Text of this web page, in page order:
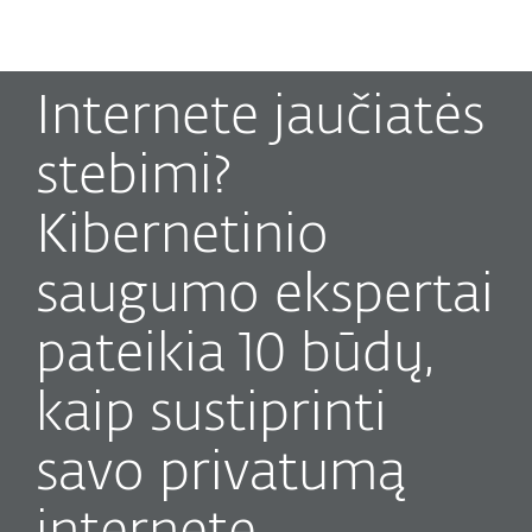
Internete jaučiatės
stebimi?
Kibernetinio
saugumo ekspertai
pateikia 10 būdų,
kaip sustiprinti
savo privatumą